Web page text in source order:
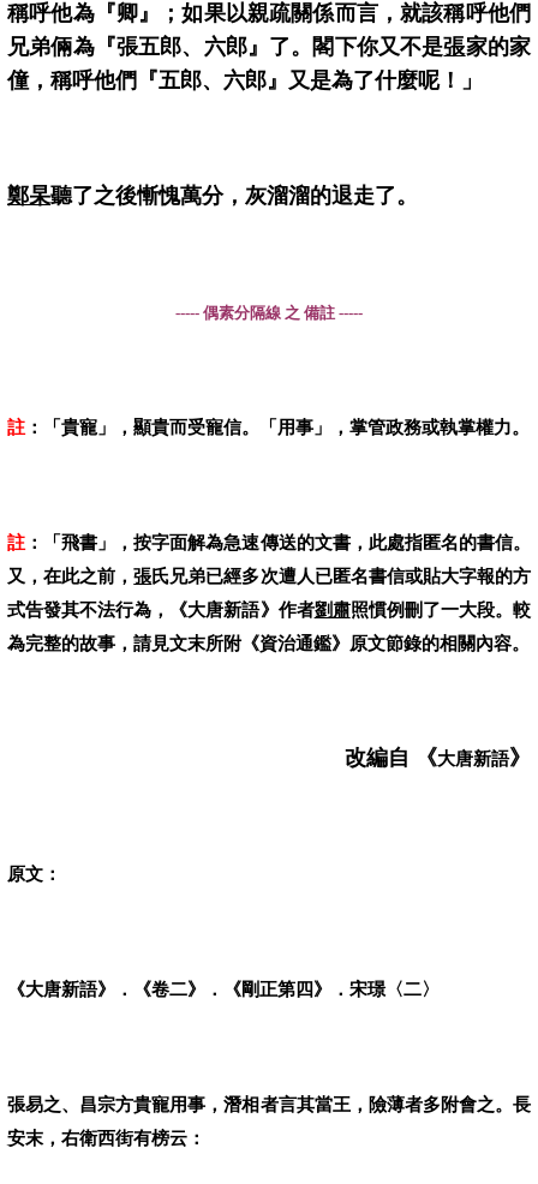
稱呼他為『卿』；如果以親疏關係而言，就該稱呼他們
兄弟倆為『張五郎、六郎』了。閣下你又不是張家的家
僮，稱呼他們『五郎、六郎』又是為了什麼呢！」
鄭杲聽了之後慚愧萬分，灰溜溜的退走了。
----- 偶素分隔線 之 備註 -----
註 ：「貴寵」，顯貴而受寵信。「用事」，掌管政務或執掌權力。
註 ：「飛書」，按字面解為急速傳送的文書，此處指匿名的書信。
又，在此之前，張氏兄弟已經多次遭人已匿名書信或貼大字報的方
式告發其不法行為，《大唐新語》作者劉肅照慣例刪了一大段。較
為完整的故事，請見文末所附《資治通鑑》原文節錄的相關內容。
改編自 《大唐新語》
原文：
《大唐新語》．《卷二》．《剛正第四》．宋璟〈二〉
張易之、昌宗方貴寵用事，潛相者言其當王，險薄者多附會之。長
安末，右衛西街有榜云：